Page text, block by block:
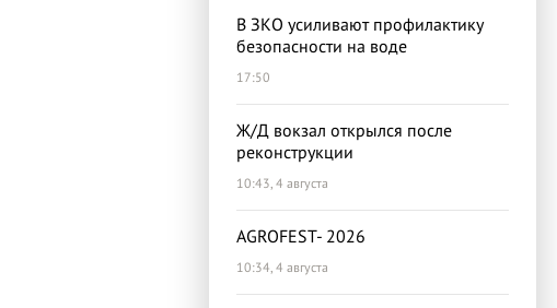
В ЗКО усиливают профилактику
безопасности на воде
17:50
Ж/Д вокзал открылся после
реконструкции
10:43, 4 августа
AGROFEST- 2026
10:34, 4 августа